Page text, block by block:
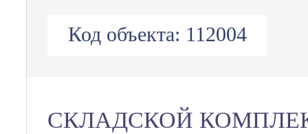
Код объекта: 112004
СКЛАДСКОЙ